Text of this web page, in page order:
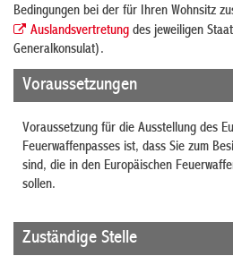
Bedingungen bei der für Ihren Wohnsitz
Auslandsvertretung des jeweiligen
Generalkonsulat).
Voraussetzungen
Voraussetzung für die Ausstellung des
Feuerwaffenpasses ist, dass Sie zum
sind, die in den Europäischen
sollen.
Zuständige Stelle